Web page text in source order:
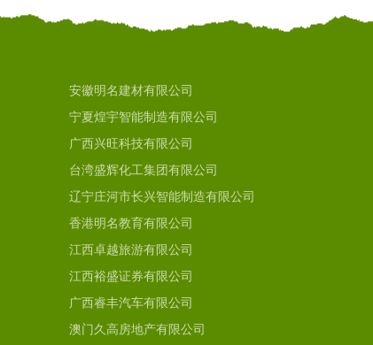
安徽明名建材有限公司
宁夏煌宇智能制造有限公司
广西兴旺科技有限公司
台湾盛辉化工集团有限公司
辽宁庄河市长兴智能制造有限公司
香港明名教育有限公司
江西卓越旅游有限公司
江西裕盛证券有限公司
广西睿丰汽车有限公司
澳门久高房地产有限公司